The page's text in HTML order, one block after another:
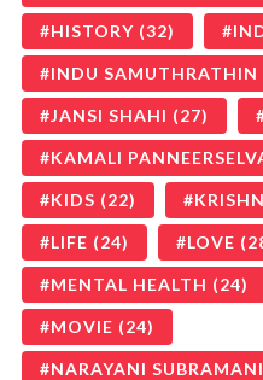
HISTORY (32)
INDU
JANSI SHAHI (27)
KAMALI
KIDS (22)
LIFE (24) LOVE
MENTAL HEALTH (24)
MOVIE (24)
NARAYANI